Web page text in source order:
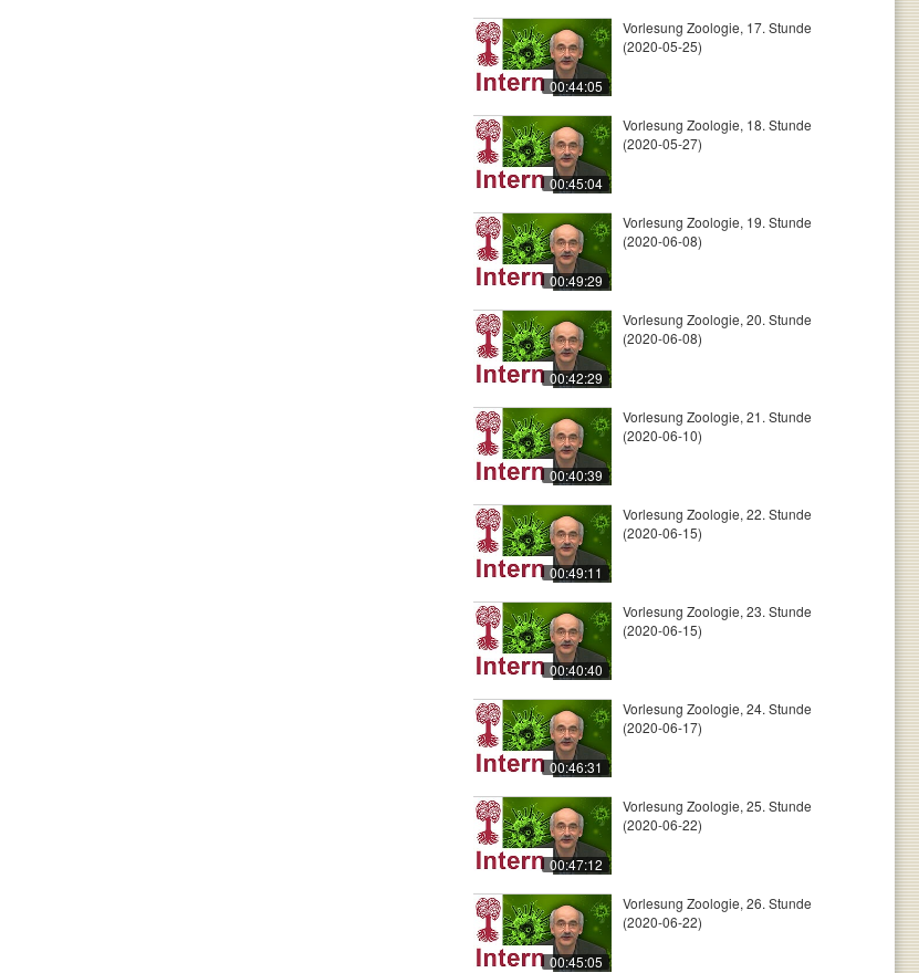
00:44:05
Vorlesung Zoologie, 17. Stunde
(2020-05-25)
00:45:04
Vorlesung Zoologie, 18. Stunde
(2020-05-27)
00:49:29
Vorlesung Zoologie, 19. Stunde
(2020-06-08)
00:42:29
Vorlesung Zoologie, 20. Stunde
(2020-06-08)
00:40:39
Vorlesung Zoologie, 21. Stunde
(2020-06-10)
00:49:11
Vorlesung Zoologie, 22. Stunde
(2020-06-15)
00:40:40
Vorlesung Zoologie, 23. Stunde
(2020-06-15)
00:46:31
Vorlesung Zoologie, 24. Stunde
(2020-06-17)
00:47:12
Vorlesung Zoologie, 25. Stunde
(2020-06-22)
00:45:05
Vorlesung Zoologie, 26. Stunde
(2020-06-22)